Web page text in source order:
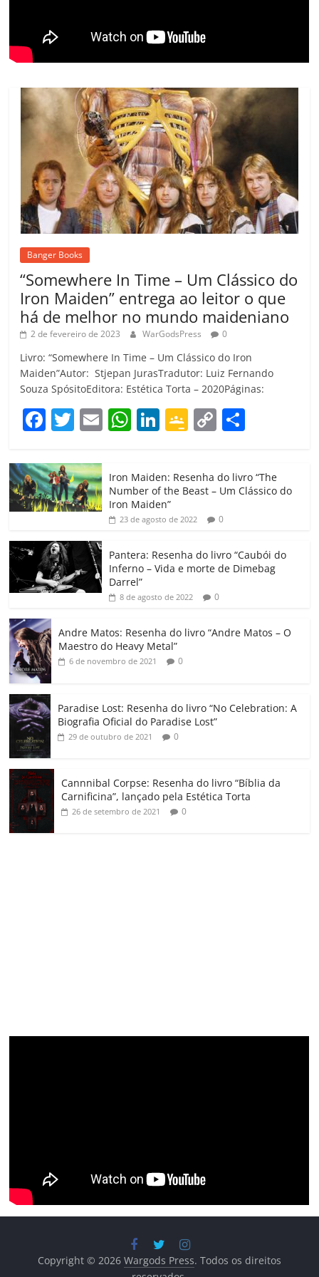
m
Banger Books
“Somewhere In Time – Um Clássico do
Iron Maiden” entrega ao leitor o que
há de melhor no mundo maideniano
2 de fevereiro de 2023 WarGodsPress 0
Livro: “Somewhere In Time – Um Clássico do Iron
Maiden”Autor: Stjepan JurasTradutor: Luiz Fernando
Souza SpósitoEditora: Estética Torta – 2020Páginas:
F
c
e
b
o
o
k
T
itt
er
E W
at
s
A
p
Li
e
dI
G
gl
e
Cl
a
ss
ro
o
C
p
y
Li
k
m
p
h
ar
Iron Maiden: Resenha do livro “The
Number of the Beast – Um Clássico do
Iron Maiden”
23 de agosto de 2022 0
Pantera: Resenha do livro “Caubói do
Inferno – Vida e morte de Dimebag
Darrel”
8 de agosto de 2022 0
Andre Matos: Resenha do livro “Andre Matos – O
Maestro do Heavy Metal”
6 de novembro de 2021 0
Paradise Lost: Resenha do livro “No Celebration: A
Biografia Oficial do Paradise Lost”
29 de outubro de 2021 0
Cannnibal Corpse: Resenha do livro “Bíblia da
Carnificina”, lançado pela Estética Torta
26 de setembro de 2021 0
Copyright © 2026 Wargods Press. Todos os direitos